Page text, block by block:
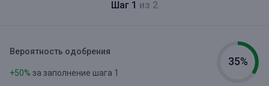
Шаг 1 из 2
Вероятность одобрения
35%
+50% за заполнение шага 1